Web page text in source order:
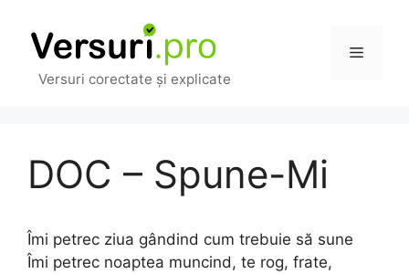
conținut
Versuri corectate și explicate
Meniu
DOC – Spune-Mi
Îmi petrec ziua gândind cum trebuie să sune
Îmi petrec noaptea muncind, te rog, frate,